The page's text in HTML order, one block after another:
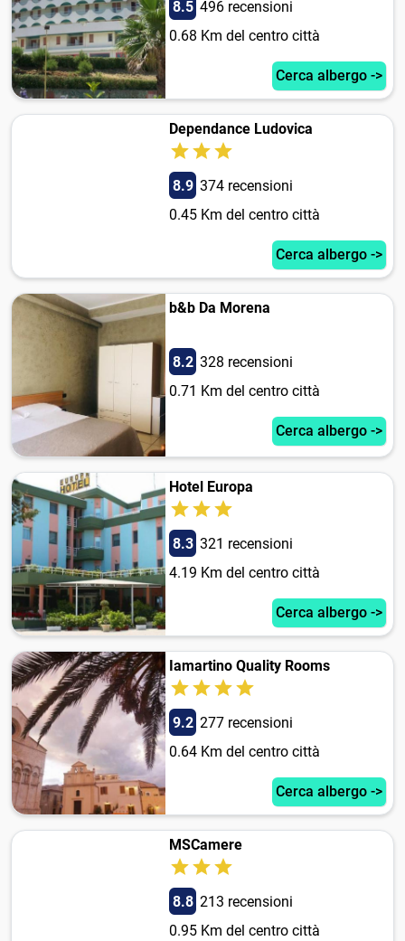
8.5 496 recensioni
0.68 Km del centro città
Cerca albergo ->
Dependance Ludovica
8.9 374 recensioni
0.45 Km del centro città
Cerca albergo ->
b&b Da Morena
8.2 328 recensioni
0.71 Km del centro città
Cerca albergo ->
Hotel Europa
8.3 321 recensioni
4.19 Km del centro città
Cerca albergo ->
Iamartino Quality Rooms
9.2 277 recensioni
0.64 Km del centro città
Cerca albergo ->
MSCamere
8.8 213 recensioni
0.95 Km del centro città